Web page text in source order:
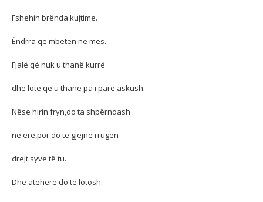
Fshehin brënda kujtime.
Ëndrra që mbetën në mes.
Fjalë që nuk u thanë kurrë
dhe lotë që u thanë pa i parë askush.
Nëse hirin fryn,do ta shpërndash
në erë,por do të gjejnë rrugën
drejt syve të tu.
Dhe atëherë do të lotosh.